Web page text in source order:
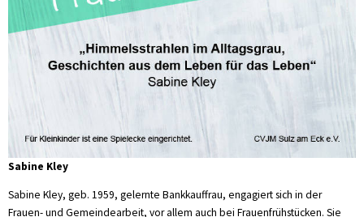
Sabine Kley
Sabine Kley, geb. 1959, gelernte Bankkauffrau, engagiert sich in der
Frauen- und Gemeindearbeit, vor allem auch bei Frauenfrühstücken. Sie